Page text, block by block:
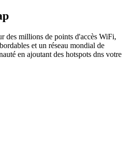
des millions de points d'accès WiFi,
et un réseau mondial de
en ajoutant des hotspots dns votre